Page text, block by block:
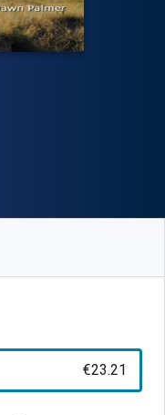
13 9780786466214"
€23.21